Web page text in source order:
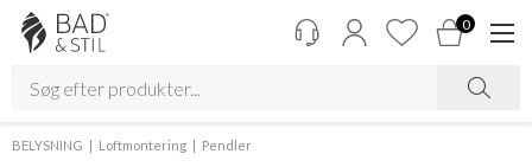
0
BELYSNING Loftmontering Pendler